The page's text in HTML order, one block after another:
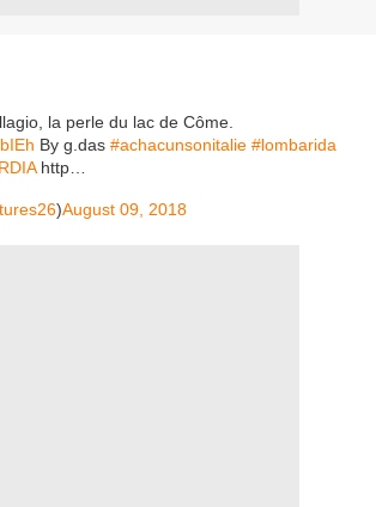
la perle du lac de Côme.
By g.das #achacunsonitalie #lombarida
http…
)August 09, 2018